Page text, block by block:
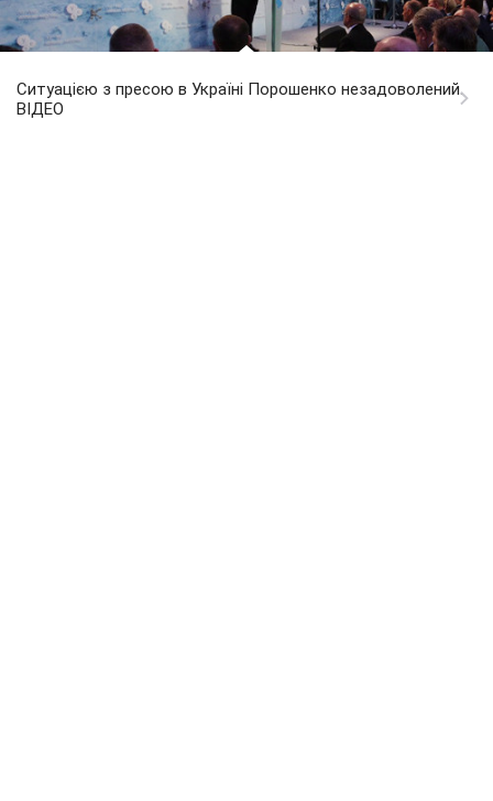
Ситуацією з пресою в Україні Порошенко незадоволений.
ВІДЕО